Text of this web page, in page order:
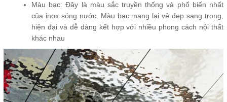
Màu bạc: Đây là màu sắc truyền thống và phổ biến nhất
của inox sóng nước. Màu bạc mang lại vẻ đẹp sang trọng,
hiện đại và dễ dàng kết hợp với nhiều phong cách nội thất
khác nhau